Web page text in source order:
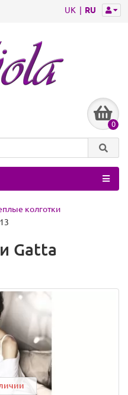
UK RU
0
колготки
Gatta